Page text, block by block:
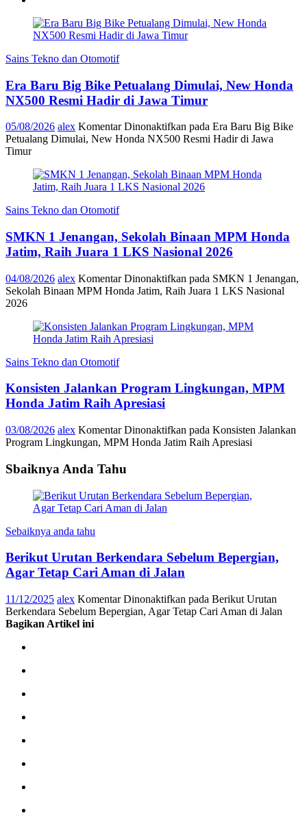
Sains Tekno dan Otomotif
Era Baru Big Bike Petualang Dimulai, New Honda
NX500 Resmi Hadir di Jawa Timur
05/08/2026 alex Komentar Dinonaktifkan pada Era Baru Big Bike
Petualang Dimulai, New Honda NX500 Resmi Hadir di Jawa
Timur
Sains Tekno dan Otomotif
SMKN 1 Jenangan, Sekolah Binaan MPM Honda
Jatim, Raih Juara 1 LKS Nasional 2026
04/08/2026 alex Komentar Dinonaktifkan pada SMKN 1 Jenangan,
Sekolah Binaan MPM Honda Jatim, Raih Juara 1 LKS Nasional
2026
Sains Tekno dan Otomotif
Konsisten Jalankan Program Lingkungan, MPM
Honda Jatim Raih Apresiasi
03/08/2026 alex Komentar Dinonaktifkan pada Konsisten Jalankan
Program Lingkungan, MPM Honda Jatim Raih Apresiasi
Sbaiknya Anda Tahu
Sebaiknya anda tahu
Berikut Urutan Berkendara Sebelum Bepergian,
Agar Tetap Cari Aman di Jalan
11/12/2025 alex Komentar Dinonaktifkan pada Berikut Urutan
Berkendara Sebelum Bepergian, Agar Tetap Cari Aman di Jalan
Bagikan Artikel ini